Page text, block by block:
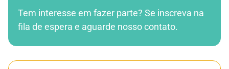
Tem interesse em fazer parte? Se inscreva na
fila de espera e aguarde nosso contato.